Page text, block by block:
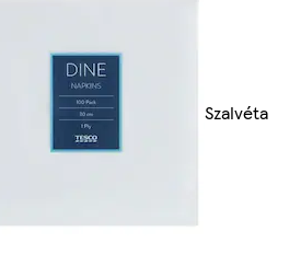
Szalvéta